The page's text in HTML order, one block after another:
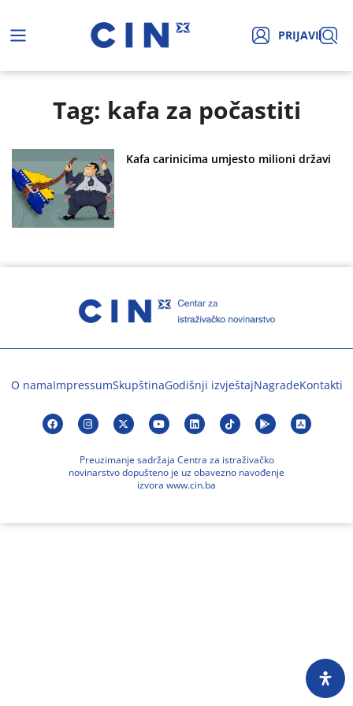
PRIJAVI
Tag: kafa za počastiti
Kafa carinicima umjesto milioni državi
O namaImpressumSkupštinaGodišnji izvještajNagradeKontakti
Preuzimanje sadržaja Centra za istraživačko
novinarstvo dopušteno je uz obavezno navođenje
izvora www.cin.ba